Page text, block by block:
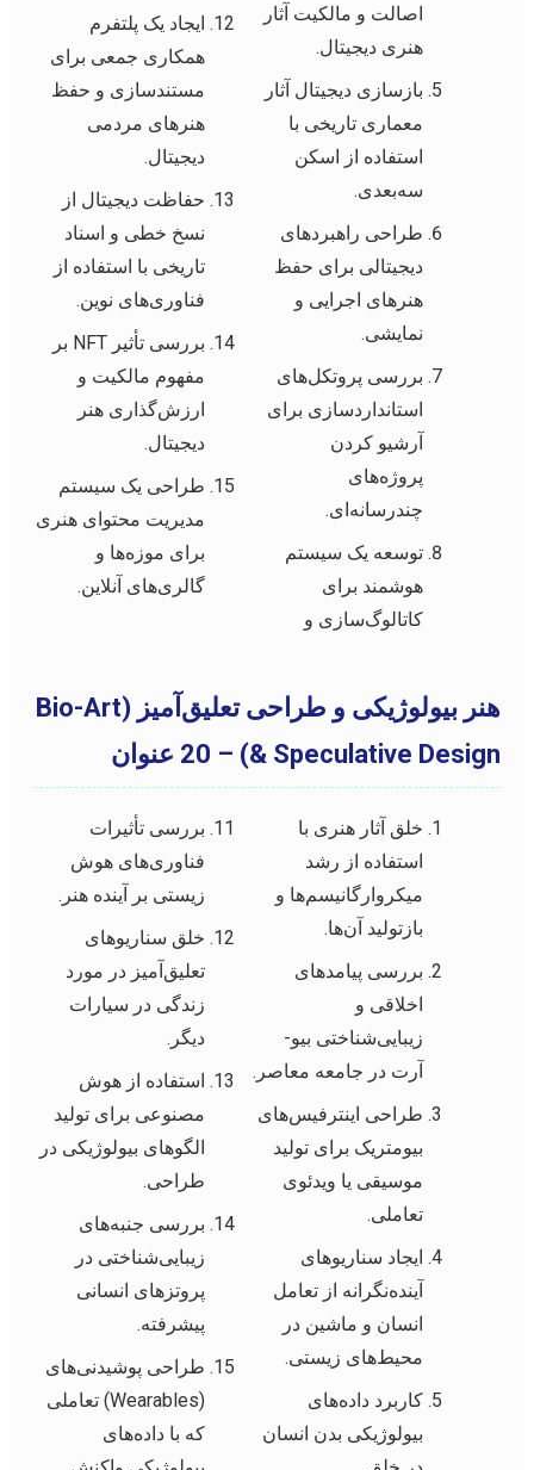
اصالت و مالکیت آثار
هنری دیجیتال.
بازسازی دیجیتال آثار
معماری تاریخی با
استفاده از اسکن
سه‌بعدی.
طراحی راهبردهای
دیجیتالی برای حفظ
هنرهای اجرایی و
نمایشی.
بررسی پروتکل‌های
استانداردسازی برای
آرشیو کردن
پروژه‌های
چندرسانه‌ای.
توسعه یک سیستم
هوشمند برای
کاتالوگ‌سازی و
ایجاد یک پلتفرم
همکاری جمعی برای
مستندسازی و حفظ
هنرهای مردمی
دیجیتال.
حفاظت دیجیتال از
نسخ خطی و اسناد
تاریخی با استفاده از
فناوری‌های نوین.
بررسی تأثیر NFT بر
مفهوم مالکیت و
ارزش‌گذاری هنر
دیجیتال.
طراحی یک سیستم
مدیریت محتوای هنری
برای موزه‌ها و
گالری‌های آنلاین.
هنر بیولوژیکی و طراحی تعلیق‌آمیز (Bio-Art
& Speculative Design) – 20 عنوان
خلق آثار هنری با
استفاده از رشد
میکروارگانیسم‌ها و
بازتولید آن‌ها.
بررسی پیامدهای
اخلاقی و
زیبایی‌شناختی بیو-
آرت در جامعه معاصر.
طراحی اینترفیس‌های
بیومتریک برای تولید
موسیقی یا ویدئوی
تعاملی.
ایجاد سناریوهای
آینده‌نگرانه از تعامل
انسان و ماشین در
محیط‌های زیستی.
کاربرد داده‌های
بیولوژیکی بدن انسان
بررسی تأثیرات
فناوری‌های هوش
زیستی بر آینده هنر.
خلق سناریوهای
تعلیق‌آمیز در مورد
زندگی در سیارات
دیگر.
استفاده از هوش
مصنوعی برای تولید
الگوهای بیولوژیکی در
طراحی.
بررسی جنبه‌های
زیبایی‌شناختی در
پروتزهای انسانی
پیشرفته.
طراحی پوشیدنی‌های
(Wearables) تعاملی
که با داده‌های